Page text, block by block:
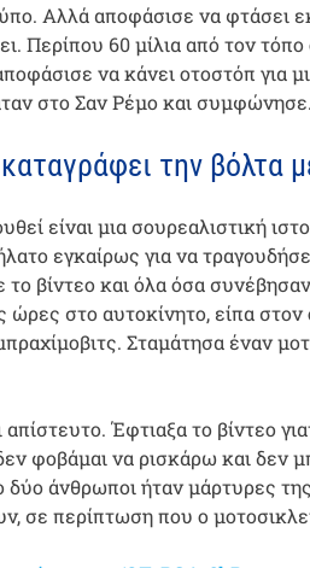
Αλλά αποφάσισε να φτάσει
Περίπου 60 μίλια από τον
να κάνει οτοστόπ για
στο Σαν Ρέμο και συμφώνησε.
την βόλτα
είναι μια σουρεαλιστική
εγκαίρως για να
το βίντεο και όλα όσα
ώρες στο αυτοκίνητο, είπα
Σταμάτησα έναν
απίστευτο. Έφτιαξα το βίντεο
φοβάμαι να ρισκάρω και δεν
άνθρωποι ήταν μάρτυρες
σε περίπτωση που ο